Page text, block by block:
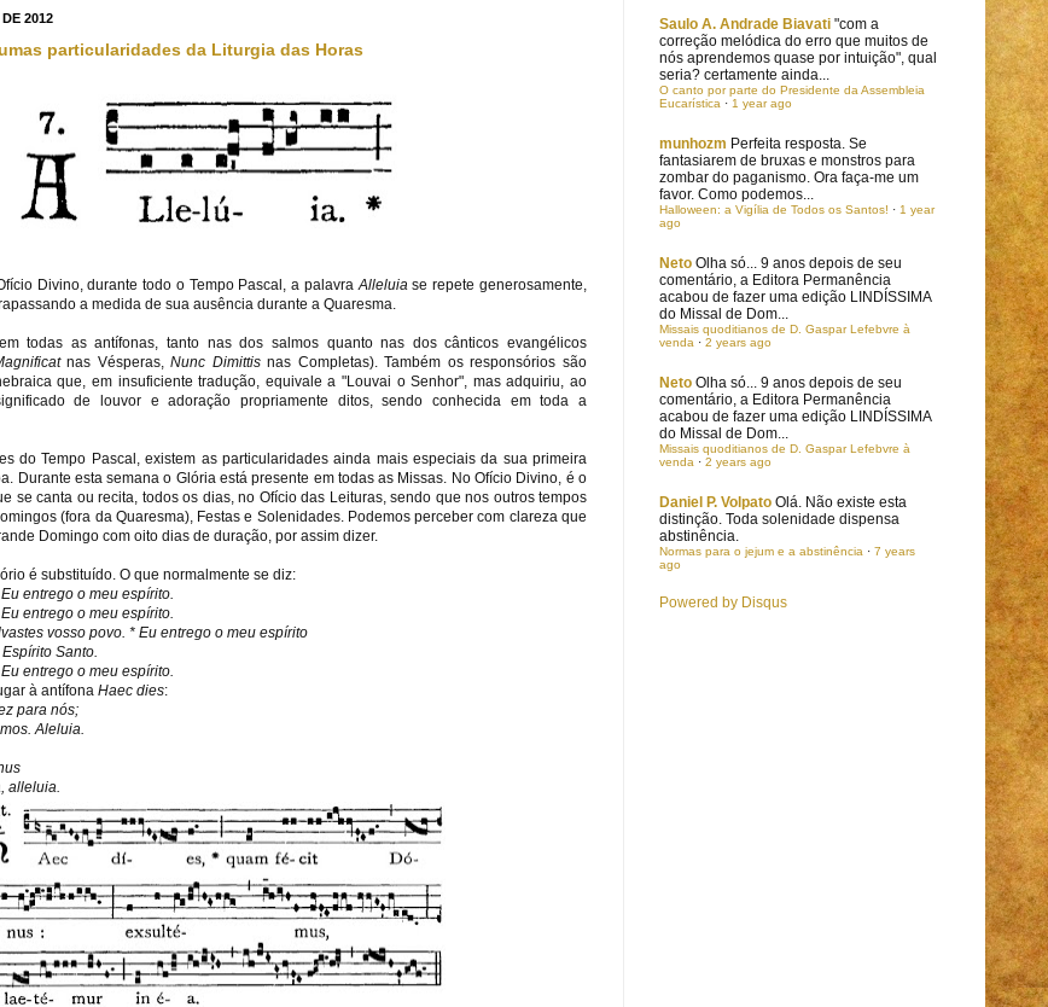
2012
particularidades da Liturgia das Horas
Divino, durante todo o Tempo Pascal, a palavra Alleluia se repete generosamente,
a medida de sua ausência durante a Quaresma.
todas as antífonas, tanto nas dos salmos quanto nas dos cânticos evangélicos
nas Vésperas,Nunc Dimittisnas Completas). Também os responsórios são
que, em insuficiente tradução, equivale a "Louvai o Senhor", mas adquiriu, ao
de louvor e adoração propriamente ditos, sendo conhecida em toda a
do Tempo Pascal, existem as particularidades ainda mais especiais da sua primeira
Durante esta semana o Glória está presente em todas as Missas. No Ofício Divino, é o
se canta ou recita, todos os dias, no Ofício das Leituras, sendo que nos outros tempos
(fora da Quaresma), Festas e Solenidades. Podemos perceber com clareza que
Domingo com oito dias de duração, por assim dizer.
é substituído. O que normalmente se diz:
entrego o meu espírito.
entrego o meu espírito.
vosso povo. * Eu entrego o meu espírito
Santo.
entrego o meu espírito.
à antífona Haec dies:
para nós;
Aleluia.
alleluia.
Saulo A. Andrade Biavati "com a
correção melódica do erro que muitos de
nós aprendemos quase por intuição", qual
seria? certamente ainda...
O canto por parte do Presidente da Assembleia
Eucarística · 1 year ago
munhozm Perfeita resposta. Se
fantasiarem de bruxas e monstros para
zombar do paganismo. Ora faça-me um
favor. Como podemos...
Halloween: a Vigília de Todos os Santos! · 1 year
ago
Neto Olha só... 9 anos depois de seu
comentário, a Editora Permanência
acabou de fazer uma edição LINDÍSSIMA
do Missal de Dom...
Missais quoditianos de D. Gaspar Lefebvre à
venda · 2 years ago
Neto Olha só... 9 anos depois de seu
comentário, a Editora Permanência
acabou de fazer uma edição LINDÍSSIMA
do Missal de Dom...
Missais quoditianos de D. Gaspar Lefebvre à
venda · 2 years ago
Daniel P. Volpato Olá. Não existe esta
distinção. Toda solenidade dispensa
abstinência.
Normas para o jejum e a abstinência · 7 years
ago
Powered by Disqus